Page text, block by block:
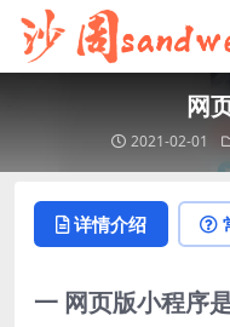
网
2021-02-01
详情介绍
一 网页版小程序